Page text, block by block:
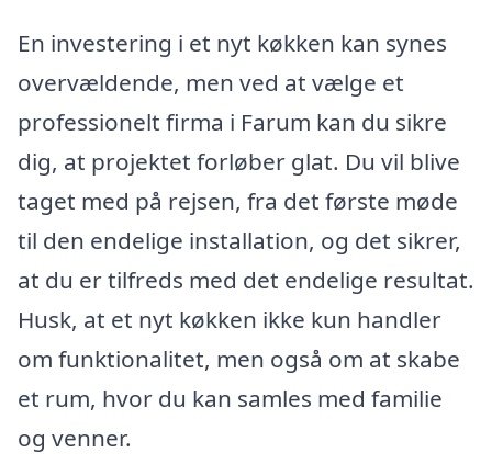
En investering i et nyt køkken kan synes
overvældende, men ved at vælge et
professionelt firma i Farum kan du sikre
dig, at projektet forløber glat. Du vil blive
taget med på rejsen, fra det første møde
til den endelige installation, og det sikrer,
at du er tilfreds med det endelige resultat.
Husk, at et nyt køkken ikke kun handler
om funktionalitet, men også om at skabe
et rum, hvor du kan samles med familie
og venner.